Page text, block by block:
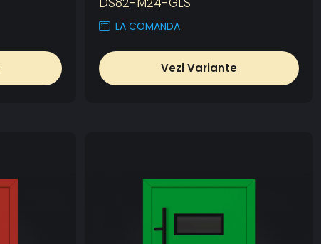
LA COMANDA
Vezi Variante